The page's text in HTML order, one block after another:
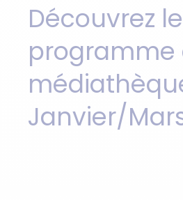
Découvrez le
programme
Janvier/